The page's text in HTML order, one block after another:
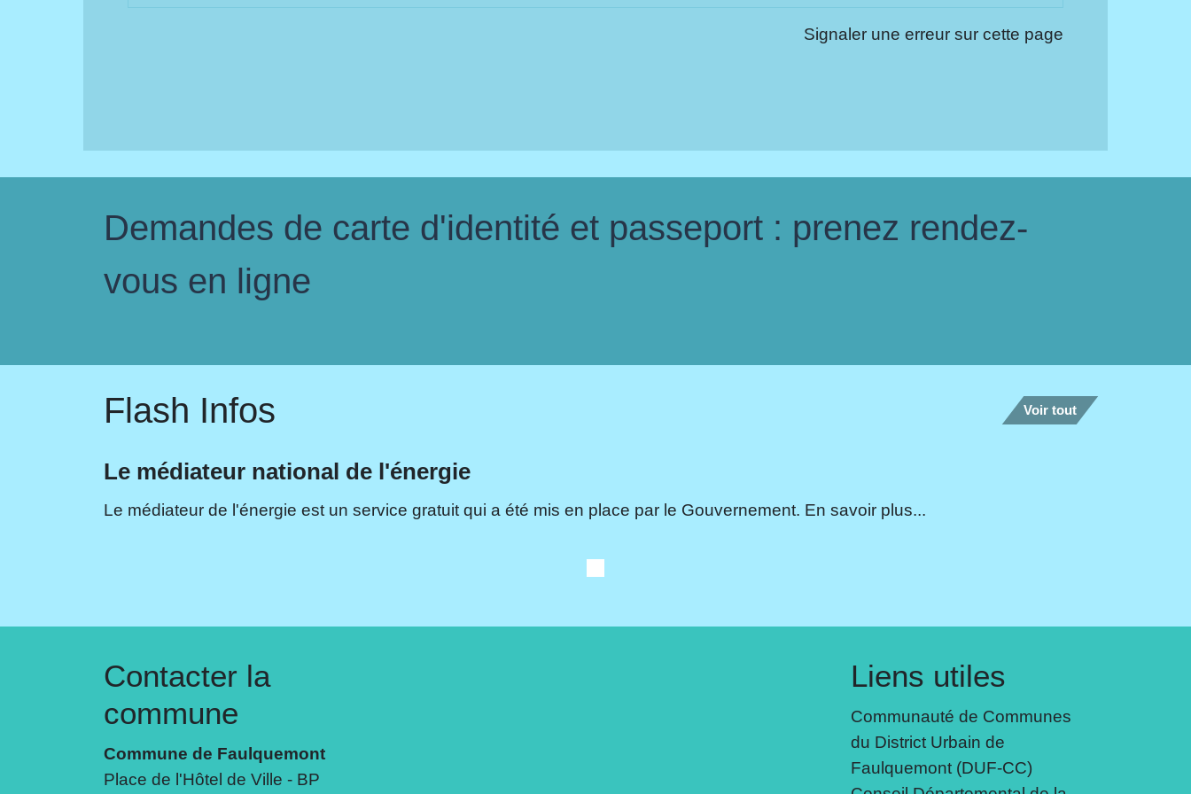
Signaler une erreur sur cette page
Demandes de carte d'identité et passeport : prenez rendez-
vous en ligne
Flash Infos Voir tout
Le médiateur national de l'énergie
Le médiateur de l'énergie est un service gratuit qui a été mis en place par le Gouvernement. En savoir plus...
Contacter la
commune
Commune de Faulquemont
Place de l'Hôtel de Ville - BP
Liens utiles
Communauté de Communes
du District Urbain de
Faulquemont (DUF-CC)